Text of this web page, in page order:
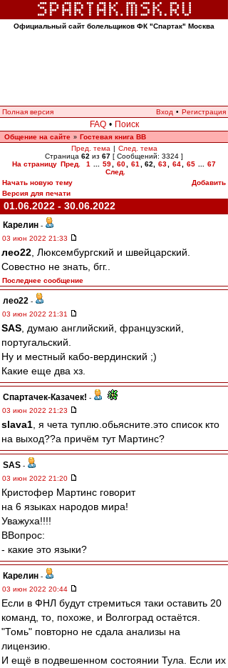
Официальный сайт болельщиков ФК "Спартак" Москва
Полная версия Вход • Регистрация
FAQ • Поиск
Общение на сайте » Гостевая книга ВВ
Пред. тема | След. тема
Страница 62 из 67 [ Сообщений: 3324 ]
На страницу Пред. 1 59 60 61 62 63 64 65
67
След.
Начать новую тему
Добавить
Версия для печати
01.06.2022 - 30.06.2022
Карелин -
03 июн 2022 21:33
лео22 , Люксембургский и швейцарский.
Совестно не знать, бгг..
Последнее сообщение
лео22 -
03 июн 2022 21:31
SAS , думаю английский, французский,
португальский.
Ну и местный кабо-вердинский ;)
Какие еще два хз.
Спартачек-Казачек! -
03 июн 2022 21:23
slava1 , я чета туплю.обьясните.это список кто
на выход??а причём тут Мартинс?
SAS -
03 июн 2022 21:20
Кристофер Мартинс говорит
на 6 языках народов мира!
Уважуха!!!!
ВВопрос:
- какие это языки?
Карелин -
03 июн 2022 20:44
Если в ФНЛ будут стремиться таки оставить 20
команд, то, похоже, и Волгоград остаётся.
"Томь" повторно не сдала анализы на
лицензию.
И ещё в подвешенном состоянии Тула. Если их